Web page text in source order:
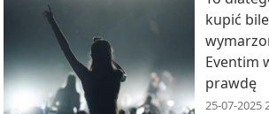
kupić
Eventim
prawdę
25-07-2025